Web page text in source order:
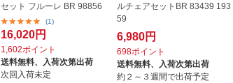
セット フルーレ BR 98856
(1)
16,020円
1,602ポイント
送料無料、 入荷次第出荷
次回入荷未定
ルチェアセットBR 83439 193
59
6,980円
698ポイント
送料無料、 入荷次第出荷
約２～３週間で出荷予定